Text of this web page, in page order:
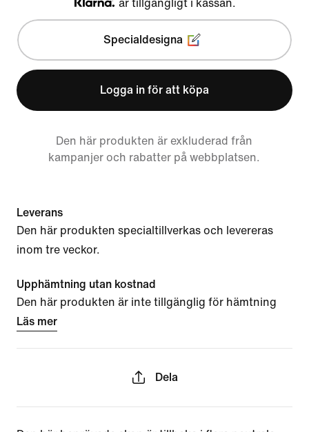
Klarna
är tillgängligt i kassan.
Specialdesigna
Logga in för att köpa
Den här produkten är exkluderad från
kampanjer och rabatter på webbplatsen.
Leverans
Den här produkten specialtillverkas och levereras
inom tre veckor.
Upphämtning utan kostnad
Den här produkten är inte tillgänglig för hämtning
Läs mer
Dela